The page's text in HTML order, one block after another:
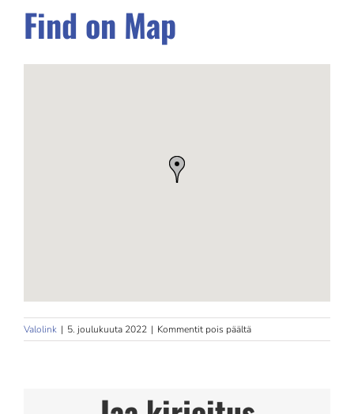
Find on Map
Valolink | 5. joulukuuta 2022 | Kommentit pois päältäartikkelissa
Skin